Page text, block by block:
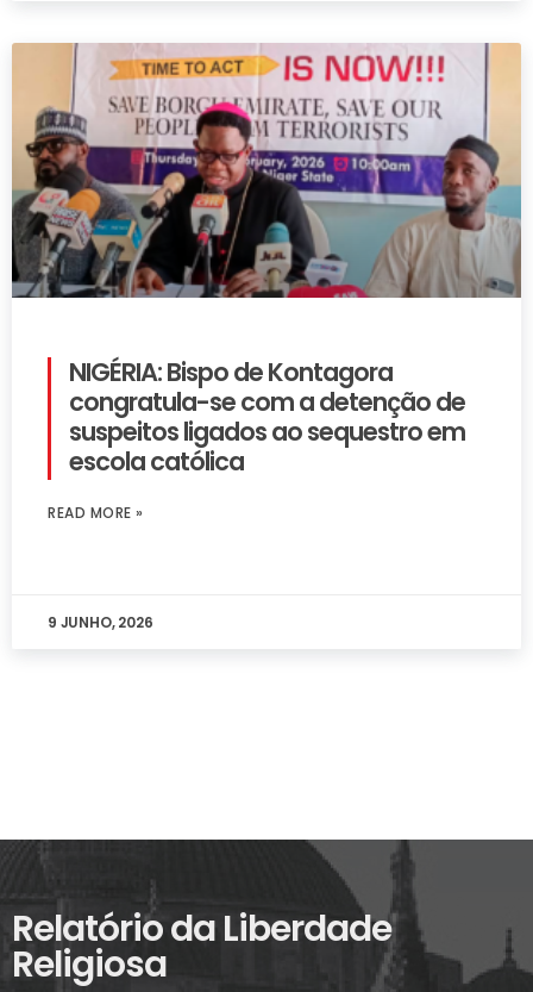
NIGÉRIA: Bispo de Kontagora
congratula-se com a detenção de
suspeitos ligados ao sequestro em
escola católica
READ MORE »
9 JUNHO, 2026
Relatório da Liberdade
Religiosa